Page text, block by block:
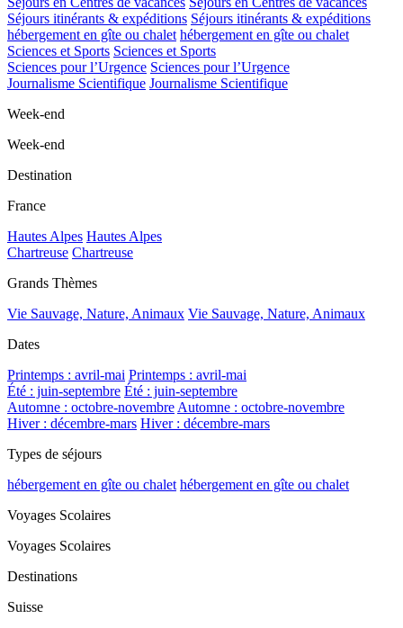
Séjours itinérants & expéditions Séjours itinérants & expéditions
hébergement en gîte ou chalet hébergement en gîte ou chalet
Sciences et Sports Sciences et Sports
Sciences pour l’Urgence Sciences pour l’Urgence
Journalisme Scientifique Journalisme Scientifique
Week-end
Week-end
Destination
France
Hautes Alpes Hautes Alpes
Chartreuse Chartreuse
Grands Thèmes
Vie Sauvage, Nature, Animaux Vie Sauvage, Nature, Animaux
Dates
Printemps : avril-mai Printemps : avril-mai
Été : juin-septembre Été : juin-septembre
Automne : octobre-novembre Automne : octobre-novembre
Hiver : décembre-mars Hiver : décembre-mars
Types de séjours
hébergement en gîte ou chalet hébergement en gîte ou chalet
Voyages Scolaires
Voyages Scolaires
Destinations
Suisse